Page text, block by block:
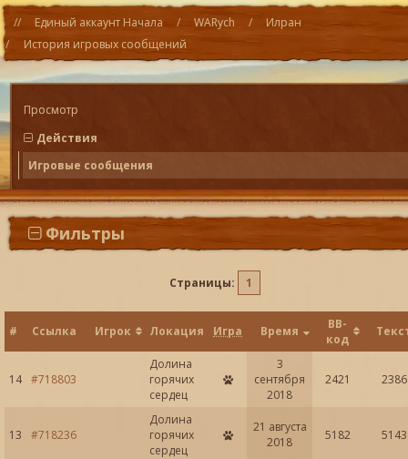
Единый аккаунт Начала WARych
Илран
История игровых сообщений
Просмотр
Действия
Игровые сообщения
Фильтры
Страницы: 1
# Ссылка Игрок Локация Игра Время
BB-
код
14 #718803
Долина
горячих
сердец
3
сентября
2018
2421 2386
13 #718236
Долина
горячих
сердец
21 августа
2018
5182 5143